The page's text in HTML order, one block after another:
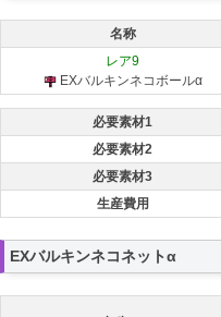
名称
レア9
EXバルキンネコボールα
必要素材1
必要素材2
必要素材3
生産費用
EXバルキンネコネットα